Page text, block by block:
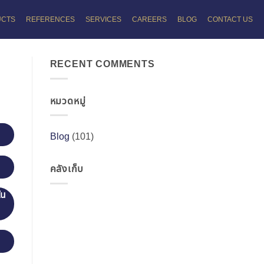
REFERENCES SERVICES CAREERS BLOG CONTACT US
RECENT COMMENTS
หมวดหมู่
Blog (101)
คลังเก็บ